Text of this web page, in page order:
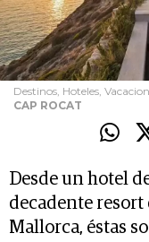
Destinos, Hoteles,
CAP ROCAT
Desde un hotel
decadente resort
Mallorca, éstas